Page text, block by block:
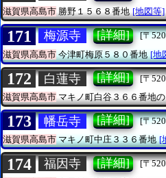
滋賀県高島市勝野１５６８番地 [地図等]
171 梅源寺 [詳細]
[〒
滋賀県高島市今津町梅原５８０番地 [地
172 白蓮寺 [詳細]
[〒
滋賀県高島市マキノ町白谷３６６番地
173 幡岳寺 [詳細]
[〒
滋賀県高島市マキノ町中庄３３６番地 [
174 福因寺 [詳細]
[〒